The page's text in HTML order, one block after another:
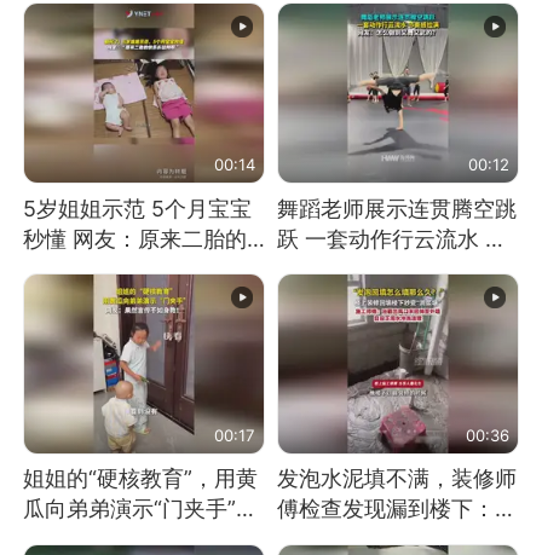
00:14
5岁姐姐示范 5个月宝宝
秒懂 网友：原来二胎的
快乐长这样
00:12
舞蹈老师展示连贯腾空跳
跃 一套动作行云流水 节
奏感拉满 网友：怎么做
到又舞又武的？
00:17
姐姐的“硬核教育”，用黄
瓜向弟弟演示“门夹手”，
网友：果然言传不如身
00:36
发泡水泥填不满，装修师
傅检查发现漏到楼下：出
风口未延伸到外墙